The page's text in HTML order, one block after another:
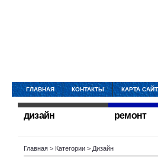
ГЛАВНАЯ КОНТАКТЫ КАРТА
дизайн ремонт
Главная > Категории > Дизайн